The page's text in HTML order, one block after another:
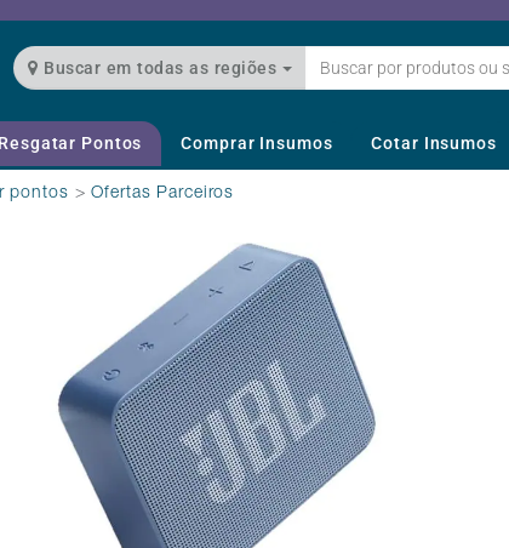
Buscar em todas as regiões
Resgatar Pontos Comprar Insumos Cotar Insumos
pontos >Ofertas Parceiros